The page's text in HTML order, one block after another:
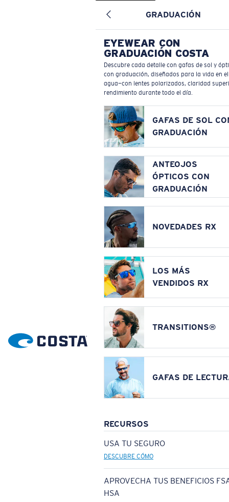
GRADUACIÓN
EYEWEAR CON
GRADUACIÓN COSTA
Descubre cada detalle con gafas de sol y
con graduación, diseñados para la vida en el
agua—con lentes polarizados, claridad
rendimiento durante todo el día.
GAFAS DE SOL
GRADUACIÓN
ANTEOJOS
ÓPTICOS CON
GRADUACIÓN
NOVEDADES RX
LOS MÁS
VENDIDOS RX
TRANSITIONS®
GAFAS DE
RECURSOS
USA TU SEGURO
DESCUBRE CÓMO
APROVECHA TUS BENEFICIOS
HSA